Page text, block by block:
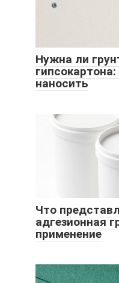
Нужна ли
наносить
Что
адгезионная
применение